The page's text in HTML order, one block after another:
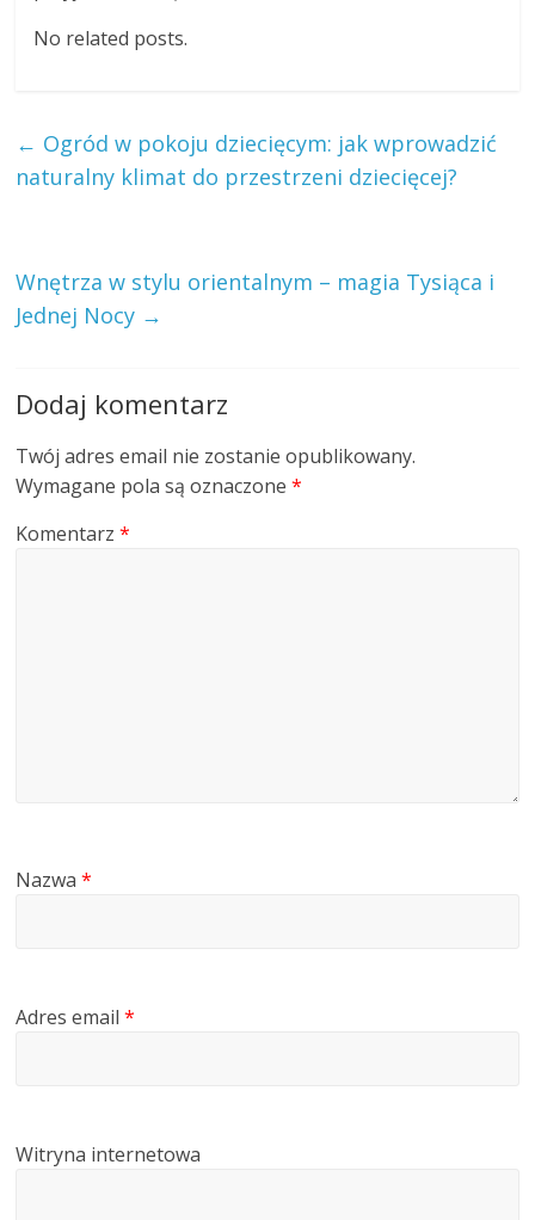
No related posts.
← Ogród w pokoju dziecięcym: jak wprowadzić
naturalny klimat do przestrzeni dziecięcej?
Wnętrza w stylu orientalnym – magia Tysiąca i
Jednej Nocy →
Dodaj komentarz
Twój adres email nie zostanie opublikowany.
Wymagane pola są oznaczone*
Komentarz*
Nazwa*
Adres email*
Witryna internetowa